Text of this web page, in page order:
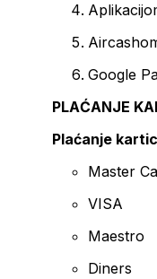
Google
PLAĆANJE
Plaćanje
Master
VISA
Maestro
Diners